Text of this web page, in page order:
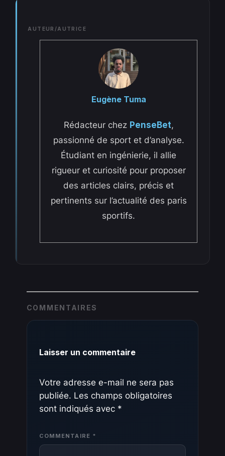
AUTEUR/AUTRICE
Eugène Tuma
Rédacteur chez PenseBet,
passionné de sport et d’analyse.
Étudiant en ingénierie, il allie
rigueur et curiosité pour proposer
des articles clairs, précis et
pertinents sur l’actualité des paris
sportifs.
COMMENTAIRES
Laisser un commentaire
Votre adresse e-mail ne sera pas
publiée. Les champs obligatoires
sont indiqués avec *
COMMENTAIRE *